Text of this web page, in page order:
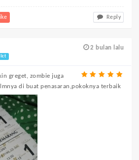
Reply
2 bulan lalu
greget, zombie juga
di buat penasaran,pokoknya terbaik